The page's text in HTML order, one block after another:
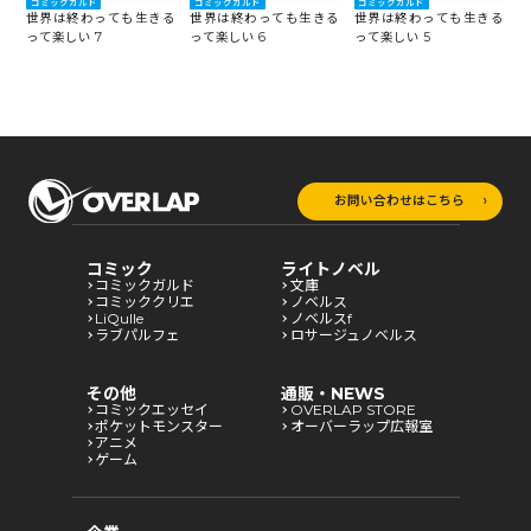
コミックガルド
世界は終わっても生きる
って楽しい 7
コミックガルド
世界は終わっても生きる
って楽しい 6
コミックガルド
世界は終わっても生きる
って楽しい 5
お問い合わせはこちら
コミック
コミックガルド
コミッククリエ
LiQulle
ラブパルフェ
ライトノベル
文庫
ノベルス
ノベルスf
ロサージュノベルス
その他
コミックエッセイ
ポケットモンスター
アニメ
ゲーム
通販・NEWS
OVERLAP STORE
オーバーラップ広報室